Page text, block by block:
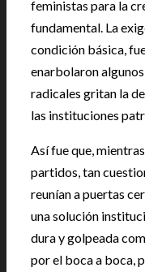
feministas para la
fundamental. La
condición básica,
enarbolaron
radicales gritan la
las instituciones
Así fue que,
partidos, tan
reunían a puertas
una solución
dura y golpeada
por el boca a boca,